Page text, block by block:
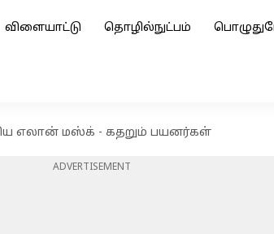
விளையாட்டு தொழில்நுட்பம்
எலான் மஸ்க் - கதறும் பயனர்கள்
ADVERTISEMENT